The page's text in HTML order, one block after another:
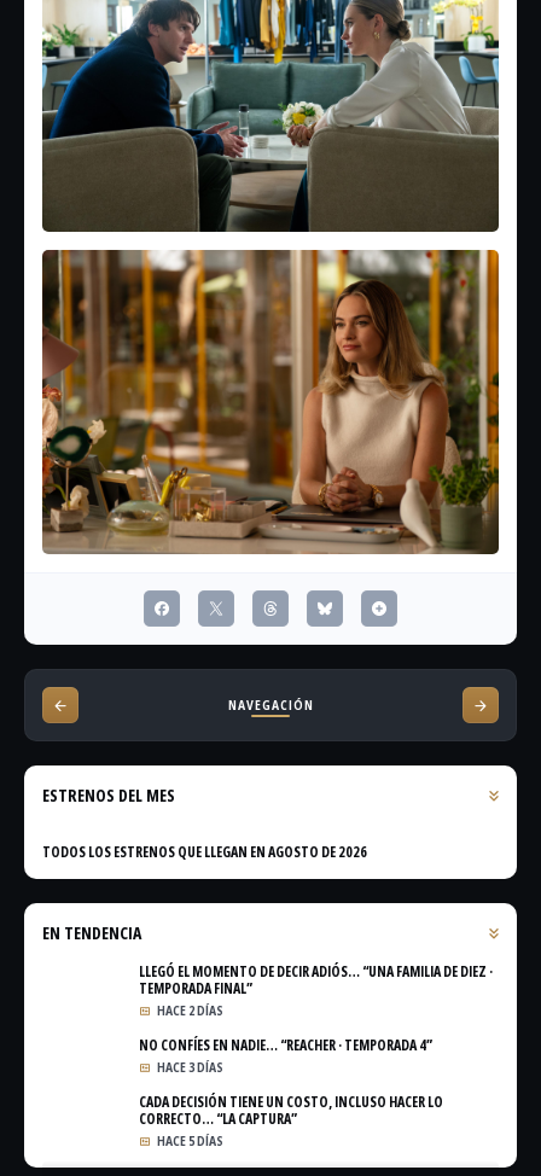
NAVEGACIÓN
ESTRENOS DEL MES
TODOS LOS ESTRENOS QUE LLEGAN EN AGOSTO DE 2026
EN TENDENCIA
LLEGÓ EL MOMENTO DE DECIR ADIÓS… “UNA FAMILIA DE DIEZ ·
TEMPORADA FINAL”
HACE 2 DÍAS
NO CONFÍES EN NADIE… “REACHER · TEMPORADA 4”
HACE 3 DÍAS
CADA DECISIÓN TIENE UN COSTO, INCLUSO HACER LO
CORRECTO… “LA CAPTURA”
HACE 5 DÍAS